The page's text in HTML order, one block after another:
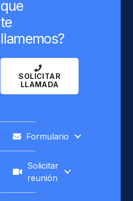
que
te
llamemos?
SOLICITAR
LLAMADA
Formulario
Solicitar
reunión